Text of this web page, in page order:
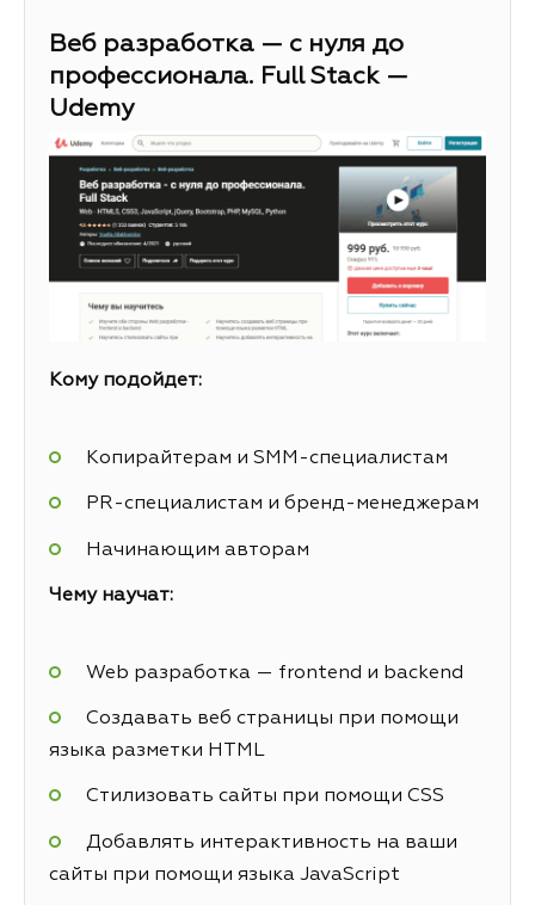
Веб разработка — с нуля до
профессионала. Full Stack —
Udemy
Кому подойдет:
Копирайтерам и SMM-специалистам
PR-специалистам и бренд-менеджерам
Начинающим авторам
Чему научат:
Web разработка — frontend и backend
Создавать веб страницы при помощи
языка разметки HTML
Стилизовать сайты при помощи CSS
Добавлять интерактивность на ваши
сайты при помощи языка JavaScript